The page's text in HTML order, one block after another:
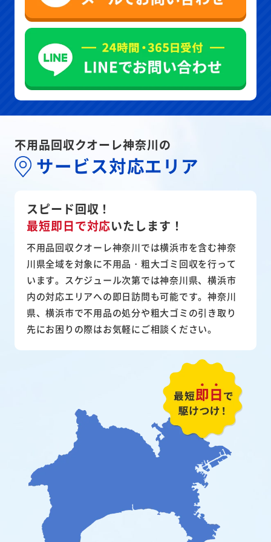
不用品回収クオーレ神奈川の
サービス対応エリア
スピード回収！
最短即日で対応いたします！
不用品回収クオーレ神奈川では横浜市を含む神奈
川県全域を対象に不用品・粗大ゴミ回収を行って
います。スケジュール次第では神奈川県、横浜市
内の対応エリアへの即日訪問も可能です。神奈川
県、横浜市で不用品の処分や粗大ゴミの引き取り
先にお困りの際はお気軽にご相談ください。